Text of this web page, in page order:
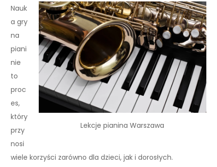
Lekcje pianina Warszawa
Nauk
a gry
na
piani
nie
to
proc
es,
który
przy
nosi
wiele korzyści zarówno dla dzieci, jak i dorosłych.